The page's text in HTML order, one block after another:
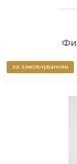
за замовчуванням